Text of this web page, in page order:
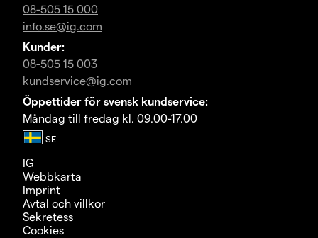
08-505 15 000
info.se@ig.com
Kunder:
08-505 15 003
kundservice@ig.com
Öppettider för svensk kundservice:
Måndag till fredag kl. 09.00-17.00
IG
Webbkarta
Imprint
Avtal och villkor
Sekretess
Cookies